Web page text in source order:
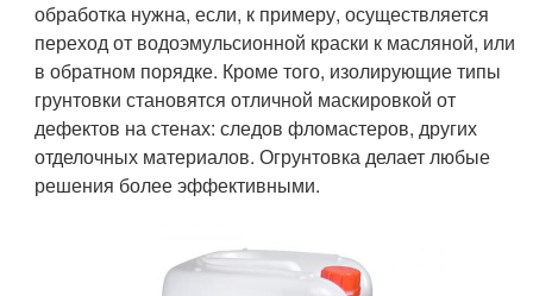
обработка нужна, если, к примеру, осуществляется
переход от водоэмульсионной краски к масляной, или
в обратном порядке. Кроме того, изолирующие типы
грунтовки становятся отличной маскировкой от
дефектов на стенах: следов фломастеров, других
отделочных материалов. Огрунтовка делает любые
решения более эффективными.